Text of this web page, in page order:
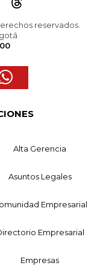
reservados.
Alta Gerencia
Asuntos Legales
Empresarial
Empresarial
Empresas